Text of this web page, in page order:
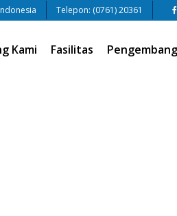
Telepon: (0761) 20361
Kami Fasilitas